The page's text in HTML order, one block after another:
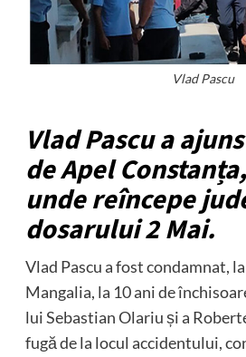
Vlad Pascu
Vlad Pascu a
de Apel
unde reîncepe
dosarului 2 Mai.
Vlad Pascu a fost condamnat,
Mangalia, la 10 ani de
lui Sebastian Olariu și a
fugă de la locul accidentului,